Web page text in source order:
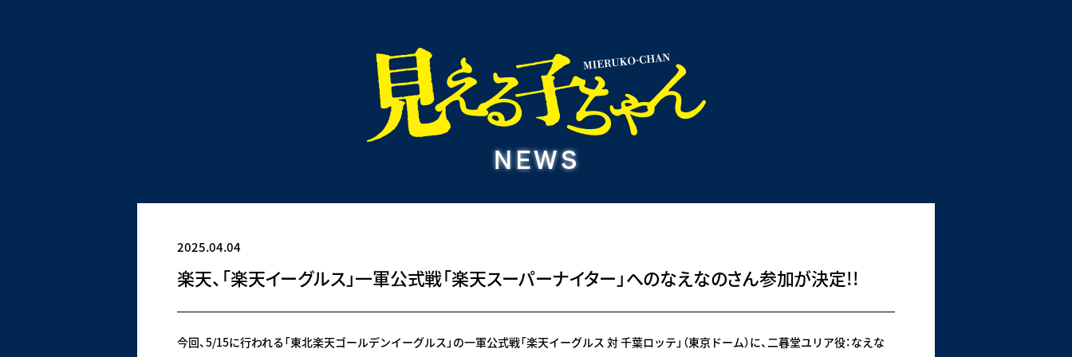
2025.04.04
楽天、「楽天イーグルス」一軍公式戦「楽天スーパーナイター」へのなえなのさん参加が決定!!
今回、5/15に行われる「東北楽天ゴールデンイーグルス」の一軍公式戦「楽天イーグルス 対 千葉ロッテ」（東京ドーム）に、二暮堂ユリア役：なえな